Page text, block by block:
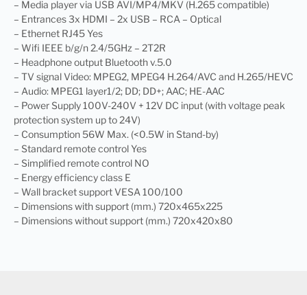
– Media player via USB AVI/MP4/MKV (H.265 compatible)
– Entrances 3x HDMI – 2x USB – RCA – Optical
– Ethernet RJ45 Yes
– Wifi IEEE b/g/n 2.4/5GHz – 2T2R
– Headphone output Bluetooth v.5.0
– TV signal Video: MPEG2, MPEG4 H.264/AVC and H.265/HEVC
– Audio: MPEG1 layer1/2; DD; DD+; AAC; HE-AAC
– Power Supply 100V-240V + 12V DC input (with voltage peak
protection system up to 24V)
– Consumption 56W Max. (<0.5W in Stand-by)
– Standard remote control Yes
– Simplified remote control NO
– Energy efficiency class E
– Wall bracket support VESA 100/100
– Dimensions with support (mm.) 720x465x225
– Dimensions without support (mm.) 720x420x80